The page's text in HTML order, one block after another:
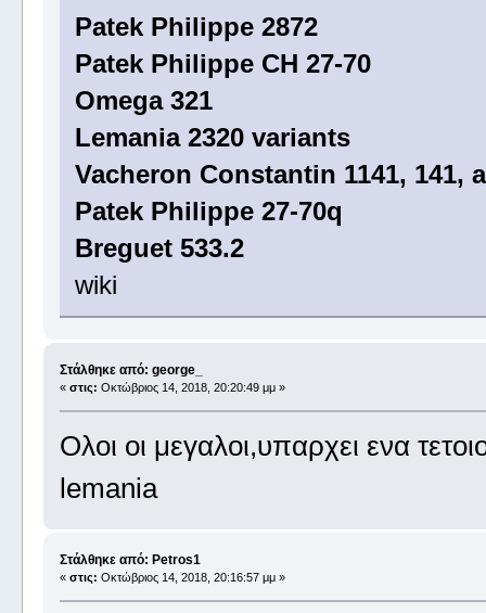
Patek Philippe 2872
Patek Philippe CH 27-70
Omega 321
Lemania 2320 variants
Vacheron Constantin 1141, 141,
Patek Philippe 27-70q
Breguet 533.2
wiki
Στάλθηκε από: george_
« στις: Οκτώβριος 14, 2018, 20:20:49 μμ »
Ολοι οι μεγαλοι,υπαρχει ενα
lemania
Στάλθηκε από: Petros1
« στις: Οκτώβριος 14, 2018, 20:16:57 μμ »